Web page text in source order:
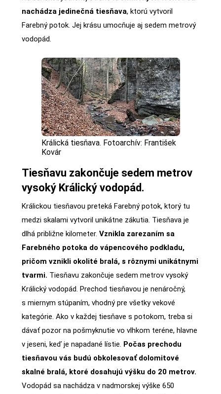
nachádza jedinečná tiesňava, ktorú vytvoril
Farebný potok. Jej krásu umocňuje aj sedem metrový
vodopád.
Králická tiesňava. Fotoarchív: František
Kovár
Tiesňavu zakončuje sedem metrov
vysoký Králický vodopád.
Králickou tiesňavou preteká Farebný potok, ktorý tu
medzi skalami vytvoril unikátne zákutia. Tiesňava je
dlhá približne kilometer. Vznikla zarezaním sa
Farebného potoka do vápencového podkladu,
pričom vznikli okolité bralá, s rôznymi unikátnymi
tvarmi. Tiesňavu zakončuje sedem metrov vysoký
Králický vodopád. Prechod tiesňavou je nenáročný,
s miernym stúpaním, vhodný pre všetky vekové
kategórie. Ako v každej tiesňave s potokom, treba si
dávať pozor na pošmyknutie vo vlhkom teréne, hlavne
v jeseni, keď je napadané lístie. Počas prechodu
tiesňavou vás budú obkolesovať dolomitové
skalné bralá, ktoré dosahujú výšku do 20 metrov.
Vodopád sa nachádza v nadmorskej výške 650